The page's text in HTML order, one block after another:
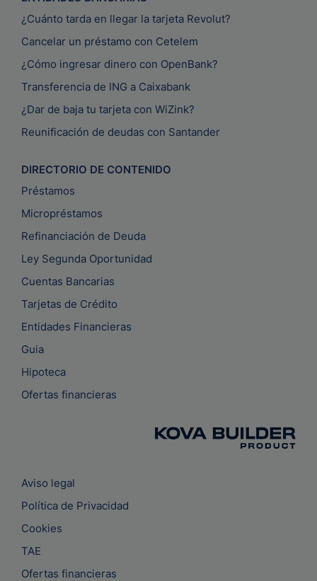
¿Cuánto tarda en llegar la tarjeta Revolut?
Cancelar un préstamo con Cetelem
¿Cómo ingresar dinero con OpenBank?
Transferencia de ING a Caixabank
¿Dar de baja tu tarjeta con WiZink?
Reunificación de deudas con Santander
DIRECTORIO DE CONTENIDO
Préstamos
Micropréstamos
Refinanciación de Deuda
Ley Segunda Oportunidad
Cuentas Bancarias
Tarjetas de Crédito
Entidades Financieras
Guia
Hipoteca
Ofertas financieras
Aviso legal
Política de Privacidad
Cookies
TAE
Ofertas financieras